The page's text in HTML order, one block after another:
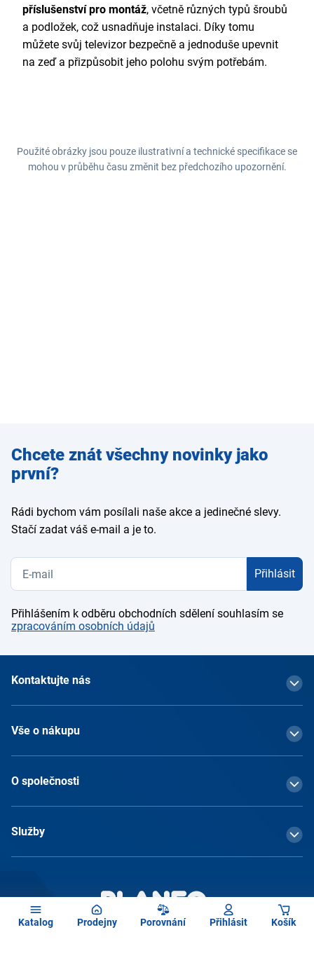
Katalog Prodejny Porovnání Přihlásit Košík
příslušenství pro montáž, včetně různých typů šroubů
a podložek, což usnadňuje instalaci. Díky tomu
můžete svůj televizor bezpečně a jednoduše upevnit
na zeď a přizpůsobit jeho polohu svým potřebám.
Použité obrázky jsou pouze ilustrativní a technické specifikace se
mohou v průběhu času změnit bez předchozího upozornění.
Zadejte
e-mail
Chcete znát všechny novinky jako
první?
Rádi bychom vám posílali naše akce a jedinečné slevy.
Stačí zadat váš e-mail a je to.
Přihlásit
Přihlášením k odběru obchodních sdělení souhlasím se
zpracováním osobních údajů
Kontaktujte nás
Vše o nákupu
O společnosti
Služby